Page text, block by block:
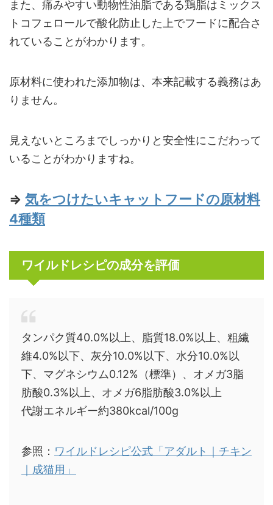
また、痛みやすい動物性油脂である鶏脂はミックス
トコフェロールで酸化防止した上でフードに配合さ
れていることがわかります。
原材料に使われた添加物は、本来記載する義務はあ
りません。
見えないところまでしっかりと安全性にこだわって
いることがわかりますね。
⇒ 気をつけたいキャットフードの原材料
4種類
ワイルドレシピの成分を評価
タンパク質40.0%以上、脂質18.0%以上、粗繊
維4.0%以下、灰分10.0%以下、水分10.0%以
下、マグネシウム0.12%（標準）、オメガ3脂
肪酸0.3%以上、オメガ6脂肪酸3.0%以上
代謝エネルギー約380kcal/100g
参照： ワイルドレシピ公式「アダルト｜チキン
｜成猫用」